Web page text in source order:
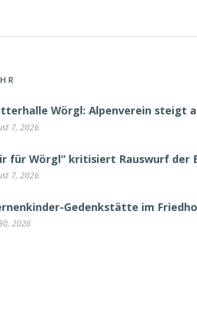
Wörgl: Alpenverein steigt
7, 2026
für Wörgl“ kritisiert Rauswurf
7, 2026
Gedenkstätte im
2026